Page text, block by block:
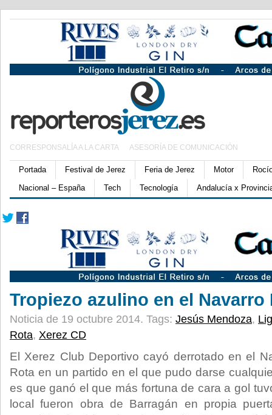
CORRESPONSALÍA A LA CARTA ASESORÍA DE COMUNICACIÓN
Portada Festival de Jerez Feria de Jerez Motor
Nacional – España
Tech Tecnología Andalucía x
Tropiezo azulino en el Navarro
Noticia de 19 octubre 2014. Tags: Jesús Mendoza,
Rota, Xerez CD
El Xerez Club Deportivo cayó derrotado en el
Rota en un partido en el que pudo darse
es que ganó el que más fortuna de cara a gol
local fueron obra de Barragán en propia